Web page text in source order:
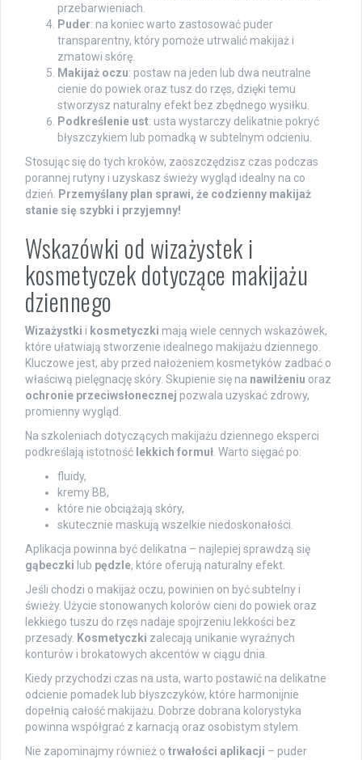
przebarwieniach.
Puder: na koniec warto zastosować puder
transparentny, który pomoże utrwalić makijaż i
zmatowi skórę.
Makijaż oczu: postaw na jeden lub dwa neutralne
cienie do powiek oraz tusz do rzęs, dzięki temu
stworzysz naturalny efekt bez zbędnego wysiłku.
Podkreślenie ust: usta wystarczy delikatnie pokryć
błyszczykiem lub pomadką w subtelnym odcieniu.
Stosując się do tych kroków, zaoszczędzisz czas podczas
porannej rutyny i uzyskasz świeży wygląd idealny na co
dzień. Przemyślany plan sprawi, że codzienny makijaż
stanie się szybki i przyjemny!
Wskazówki od wizażystek i
kosmetyczek dotyczące makijażu
dziennego
Wizażystki i kosmetyczki mają wiele cennych wskazówek,
które ułatwiają stworzenie idealnego makijażu dziennego.
Kluczowe jest, aby przed nałożeniem kosmetyków zadbać o
właściwą pielęgnację skóry. Skupienie się na nawilżeniu oraz
ochronie przeciwsłonecznej pozwala uzyskać zdrowy,
promienny wygląd.
Na szkoleniach dotyczących makijażu dziennego eksperci
podkreślają istotność lekkich formuł. Warto sięgać po:
fluidy,
kremy BB,
które nie obciążają skóry,
skutecznie maskują wszelkie niedoskonałości.
Aplikacja powinna być delikatna – najlepiej sprawdzą się
gąbeczki lub pędzle, które oferują naturalny efekt.
Jeśli chodzi o makijaż oczu, powinien on być subtelny i
świeży. Użycie stonowanych kolorów cieni do powiek oraz
lekkiego tuszu do rzęs nadaje spojrzeniu lekkości bez
przesady. Kosmetyczki zalecają unikanie wyraźnych
konturów i brokatowych akcentów w ciągu dnia.
Kiedy przychodzi czas na usta, warto postawić na delikatne
odcienie pomadek lub błyszczyków, które harmonijnie
dopełnią całość makijażu. Dobrze dobrana kolorystyka
powinna współgrać z karnacją oraz osobistym stylem.
Nie zapominajmy również o trwałości aplikacji – puder